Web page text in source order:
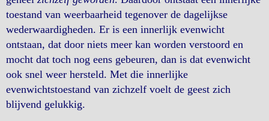
toestand van weerbaarheid tegenover de dagelijkse
wederwaardigheden. Er is een innerlijk evenwicht
ontstaan, dat door niets meer kan worden verstoord en
mocht dat toch nog eens gebeuren, dan is dat evenwicht
ook snel weer hersteld. Met die innerlijke
evenwichtstoestand van zichzelf voelt de geest zich
blijvend gelukkig.